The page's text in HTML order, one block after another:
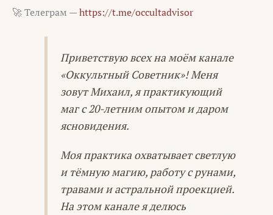
🚀 Телеграм —https://t.me/occultadvisor
Приветствую всех на моём канале
«Оккультный Советник»! Меня
зовут Михаил, я практикующий
маг с 20-летним опытом и даром
ясновидения.
Моя практика охватывает светлую
и тёмную магию, работу с рунами,
травами и астральной проекцией.
На этом канале я делюсь